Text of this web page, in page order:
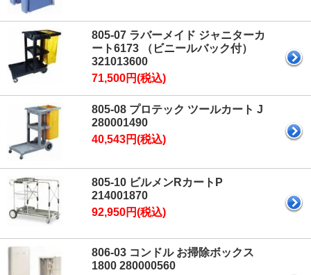
805-07 ラバーメイド ジャニターカ
ート6173 （ビニールバック付）
321013600
71,500円(税込)
805-08 プロテック ツールカート J
280001490
40,543円(税込)
805-10 ビルメンRカートP
214001870
92,950円(税込)
806-03 コンドル お掃除ボックス
1800 280000560